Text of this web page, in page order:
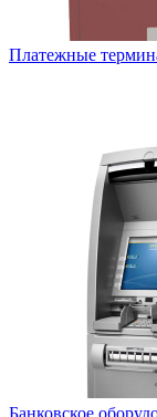
Платежные
Банковское